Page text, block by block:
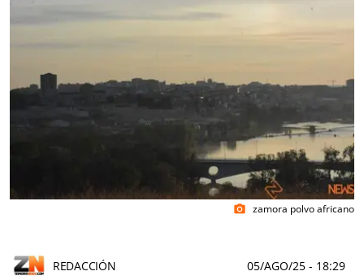
photo_camera zamora polvo africano
REDACCIÓN 05/AGO/25 - 18:29